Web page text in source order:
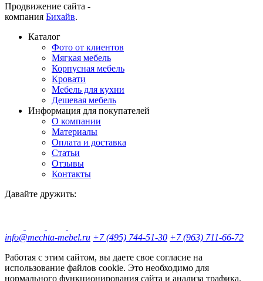
Продвижение сайта -
компания Бихайв.
Каталог
Фото от клиентов
Мягкая мебель
Корпусная мебель
Кровати
Мебель для кухни
Дешевая мебель
Информация для покупателей
О компании
Материалы
Оплата и доставка
Статьи
Отзывы
Контакты
Давайте дружить:
info@mechta-mebel.ru +7 (495) 744-51-30 +7 (963) 711-66-72
Работая с этим сайтом, вы даете свое согласие на
использование файлов cookie. Это необходимо для
нормального функционирования сайта и анализа трафика.